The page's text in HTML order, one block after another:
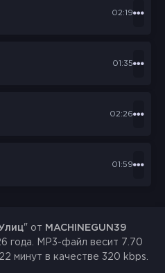
02:19
01:35
02:26
01:59
" от MACHINEGUN39
года. MP3-файл весит 7.70
минут в качестве 320 kbps.